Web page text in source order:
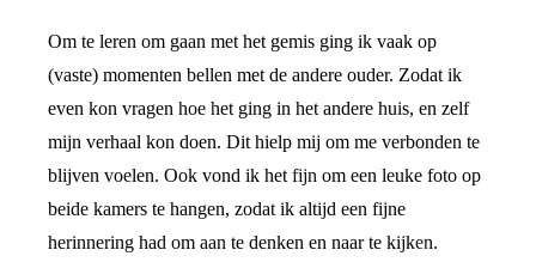
Om te leren om gaan met het gemis ging ik vaak op
(vaste) momenten bellen met de andere ouder. Zodat ik
even kon vragen hoe het ging in het andere huis, en zelf
mijn verhaal kon doen. Dit hielp mij om me verbonden te
blijven voelen. Ook vond ik het fijn om een leuke foto op
beide kamers te hangen, zodat ik altijd een fijne
herinnering had om aan te denken en naar te kijken.